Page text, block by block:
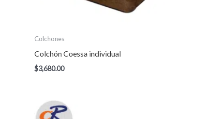
Colchones
Colchón Coessa individual
$3,680.00